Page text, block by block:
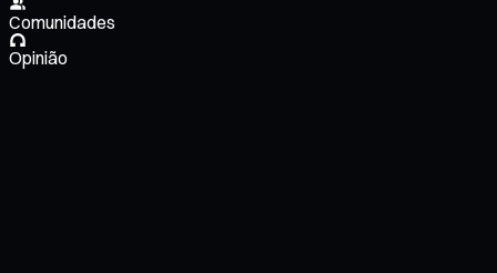
Comunidades
Opinião